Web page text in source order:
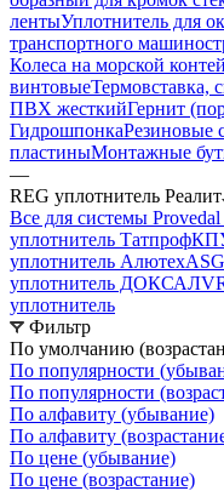
лентыУплотнитель для
транспортного
Колеса на морской
винтовыеТермовставка,
ПВХ жесткийГернит
ГидрошпонкаРезиновые
пластиныМонтажные
—
REG уплотнитель Реалит
Все для системы
уплотнитель Татпроф
уплотнитель Алютех
уплотнитель ДОКСАЛ
уплотнитель
Фильтр
По умолчанию
По популярности
По популярности
По алфавиту (убывание)
По алфавиту
По цене (убывание)
По цене (возрастание)